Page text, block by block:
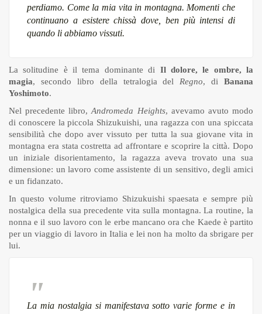
perdiamo. Come la mia vita in montagna. Momenti che
continuano a esistere chissà dove, ben più intensi di
quando li abbiamo vissuti.
La solitudine è il tema dominante di Il dolore, le ombre, la
magia, secondo libro della tetralogia del Regno, di Banana
Yoshimoto.
Nel precedente libro,Andromeda Heights, avevamo avuto modo
di conoscere la piccola Shizukuishi, una ragazza con una spiccata
sensibilità che dopo aver vissuto per tutta la sua giovane vita in
montagna era stata costretta ad affrontare e scoprire la città. Dopo
un iniziale disorientamento, la ragazza aveva trovato una sua
dimensione: un lavoro come assistente di un sensitivo, degli amici
e un fidanzato.
In questo volume ritroviamo Shizukuishi spaesata e sempre più
nostalgica della sua precedente vita sulla montagna. La routine, la
nonna e il suo lavoro con le erbe mancano ora che Kaede è partito
per un viaggio di lavoro in Italia e lei non ha molto da sbrigare per
lui.
La mia nostalgia si manifestava sotto varie forme e in